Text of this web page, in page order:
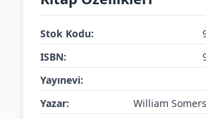
Stok Kodu:
ISBN:
Yayınevi:
Yazar:
William